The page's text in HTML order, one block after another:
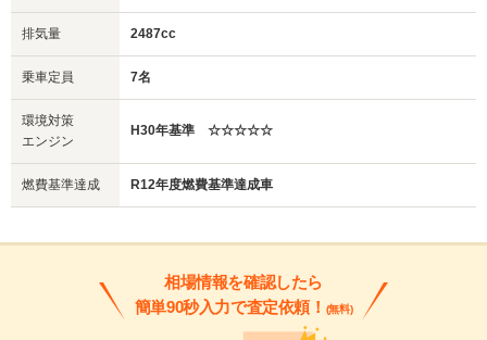
排気量 2487cc
乗車定員 7名
環境対策
エンジン
H30年基準 ☆☆☆☆☆
燃費基準達成 R12年度燃費基準達成車
相場情報を確認したら
簡単90秒入力で査定依頼！ (無料)